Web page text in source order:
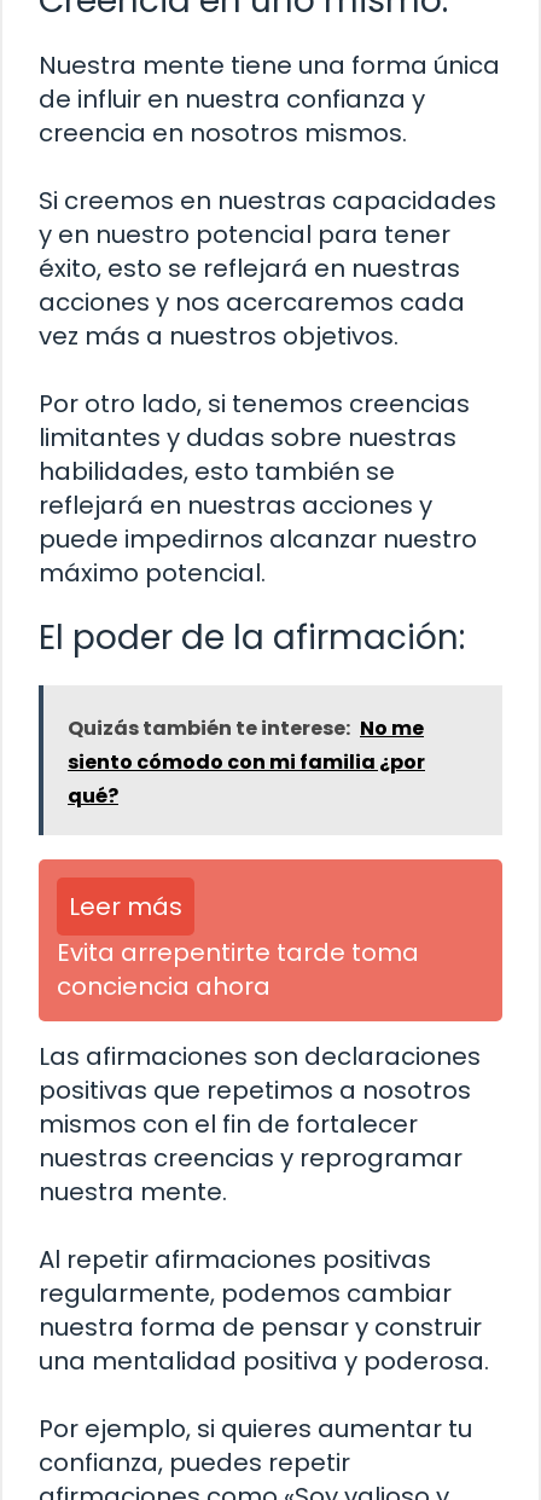
Nuestra mente tiene una forma única
de influir en nuestra confianza y
creencia en nosotros mismos.
Si creemos en nuestras capacidades
y en nuestro potencial para tener
éxito, esto se reflejará en nuestras
acciones y nos acercaremos cada
vez más a nuestros objetivos.
Por otro lado, si tenemos creencias
limitantes y dudas sobre nuestras
habilidades, esto también se
reflejará en nuestras acciones y
puede impedirnos alcanzar nuestro
máximo potencial.
El poder de la afirmación:
Quizás también te interese: No me
siento cómodo con mi familia ¿por
qué?
Leer más
Evita arrepentirte tarde toma
conciencia ahora
Las afirmaciones son declaraciones
positivas que repetimos a nosotros
mismos con el fin de fortalecer
nuestras creencias y reprogramar
nuestra mente.
Al repetir afirmaciones positivas
regularmente, podemos cambiar
nuestra forma de pensar y construir
una mentalidad positiva y poderosa.
Por ejemplo, si quieres aumentar tu
confianza, puedes repetir